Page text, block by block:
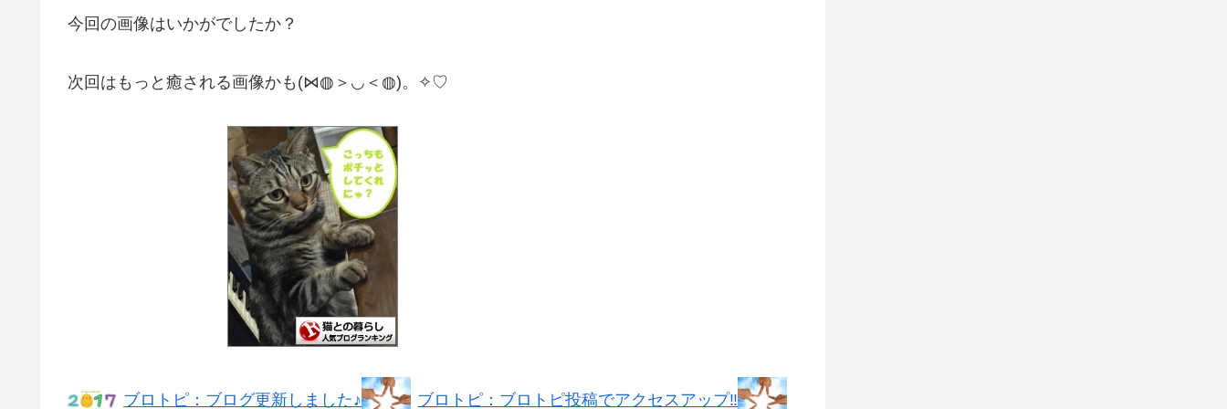
今回の画像はいかがでしたか？
次回はもっと癒される画像かも(⋈◍＞◡＜◍)。✧♡
ブロトピ：ブログ更新しました♪ ブロトピ：ブロトピ投稿でアクセスアップ‼